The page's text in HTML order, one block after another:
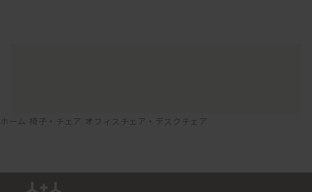
ホーム 椅子・チェア オフィスチェア・デスクチェア